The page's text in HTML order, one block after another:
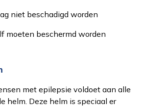
niet beschadigd worden
moeten beschermd worden
met epilepsie voldoet aan alle
helm. Deze helm is speciaal er